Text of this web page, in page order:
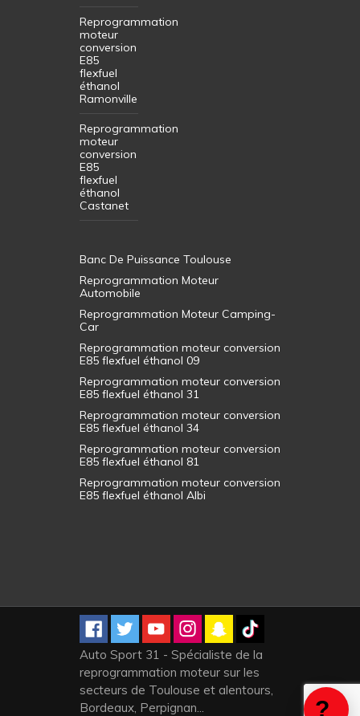
Reprogrammation
moteur
conversion
E85
flexfuel
éthanol
Ramonville
Reprogrammation
moteur
conversion
E85
flexfuel
éthanol
Castanet
Banc De Puissance Toulouse
Reprogrammation Moteur
Automobile
Reprogrammation Moteur Camping-
Car
Reprogrammation moteur conversion
E85 flexfuel éthanol 09
Reprogrammation moteur conversion
E85 flexfuel éthanol 31
Reprogrammation moteur conversion
E85 flexfuel éthanol 34
Reprogrammation moteur conversion
E85 flexfuel éthanol 81
Reprogrammation moteur conversion
E85 flexfuel éthanol Albi
Auto Sport 31 - Spécialiste de la
reprogrammation moteur sur les
secteurs de Toulouse et alentours,
Bordeaux, Perpignan...